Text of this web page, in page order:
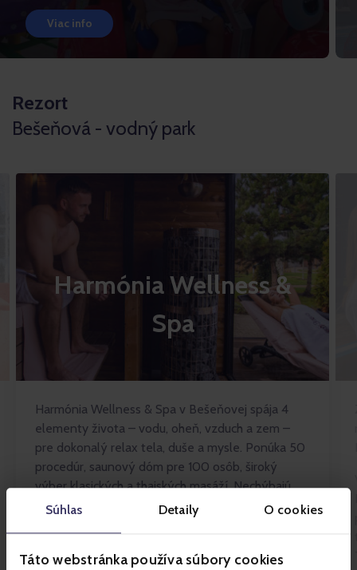
Súhlas Detaily O cookies
Táto webstránka používa súbory cookies
Viac info
Rezort
Bešeňová - vodný park
Harmónia Wellness &
Spa
Harmónia Wellness & Spa v Bešeňovej spája 4
elementy života – vodu, oheň, vzduch a zem –
pre dokonalý relax tela, duše a mysle. Ponúka 50
procedúr, saunový dóm pre 100 osôb, široký
výber klasických a thajských masáží. Nechýbajú
ochladzovacie zóny, vírivky a pravidelné saunové